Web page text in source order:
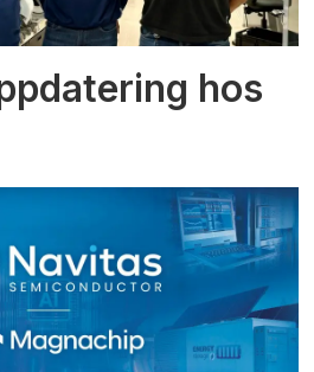
hos